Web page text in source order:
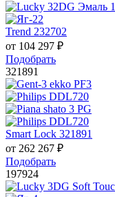
Trend 232702
от 104 297 ₽
Подобрать
321891
Smart Lock 321891
от 262 267 ₽
Подобрать
197924